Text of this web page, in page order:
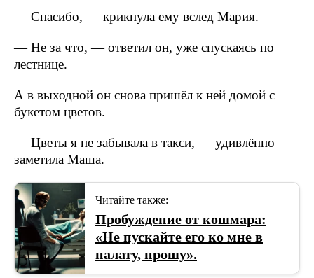
— Спасибо, — крикнула ему вслед Мария.
— Не за что, — ответил он, уже спускаясь по
лестнице.
А в выходной он снова пришёл к ней домой с
букетом цветов.
— Цветы я не забывала в такси, — удивлённо
заметила Маша.
Читайте также:
Пробуждение от кошмара:
«Не пускайте его ко мне в
палату, прошу».